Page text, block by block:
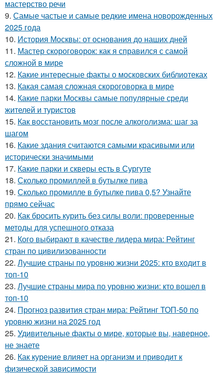
мастерство речи
9. Самые частые и самые редкие имена новорожденных
2025 года
10. История Москвы: от основания до наших дней
11. Мастер скороговорок: как я справился с самой
сложной в мире
12. Какие интересные факты о московских библиотеках
13. Какая самая сложная скороговорка в мире
14. Какие парки Москвы самые популярные среди
жителей и туристов
15. Как восстановить мозг после алкоголизма: шаг за
шагом
16. Какие здания считаются самыми красивыми или
исторически значимыми
17. Какие парки и скверы есть в Сургуте
18. Сколько промиллей в бутылке пива
19. Сколько промилле в бутылке пива 0,5? Узнайте
прямо сейчас
20. Как бросить курить без силы воли: проверенные
методы для успешного отказа
21. Кого выбирают в качестве лидера мира: Рейтинг
стран по цивилизованности
22. Лучшие страны по уровню жизни 2025: кто входит в
топ-10
23. Лучшие страны мира по уровню жизни: кто вошел в
топ-10
24. Прогноз развития стран мира: Рейтинг ТОП-50 по
уровню жизни на 2025 год
25. Удивительные факты о мире, которые вы, наверное,
не знаете
26. Как курение влияет на организм и приводит к
физической зависимости